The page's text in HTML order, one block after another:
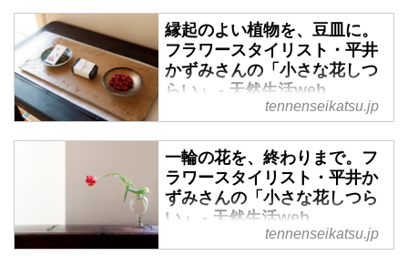
ラワースタイリストの平井かずみ
さんに伺いました。今回は、長く
目を楽しませてくれる、バラの実
を使った花生けを教わります。
（天然生活2023年2月号掲載）
視線の先の、小さな花。そのささ
やかな存在が、肩の力を抜いてく
れます。好きな花を、ただ一輪。
そこから空気が、温かに変わって
いくのです。そんな、暮らしを彩
る小さな花しつらいについて、フ
ラワースタイリストの平井かずみ
さんに伺いました。今回は、「い
つもありがとう」の気持ちを込め
たブーケのあしらいを教わりま
す。（天然生活2023年2月号掲
縁起のよい植物を、豆皿に。
フラワースタイリスト・平井
かずみさんの「小さな花しつ
らい」 - 天然生活web
視線の先の、小さな花。そのささ
やかな存在が、肩の力を抜いてく
れます。好きな花を、ただ一輪。
そこから空気が、温かに変わって
いくのです。そんな、暮らしを彩
る小さな花しつらいについて、フ
ラワースタイリストの平井かずみ
tennenseikatsu.jp
一輪の花を、終わりまで。フ
ラワースタイリスト・平井か
ずみさんの「小さな花しつら
い」 - 天然生活web
視線の先の、小さな花。そのささ
tennenseikatsu.jp